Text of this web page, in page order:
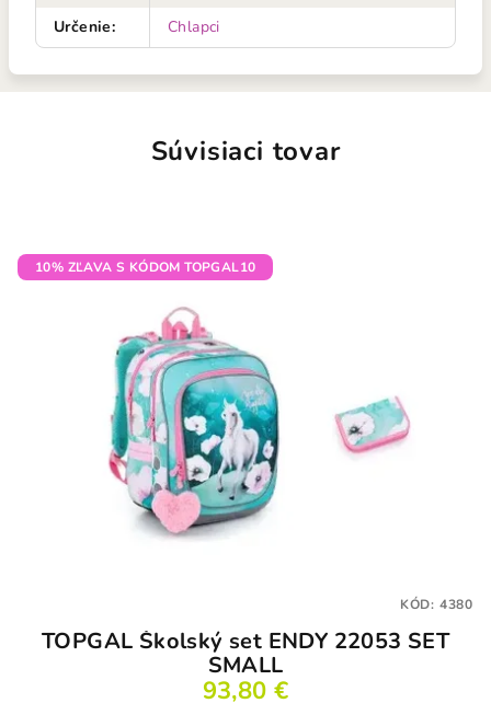
Určenie: Chlapci
Súvisiaci tovar
10% ZĽAVA S KÓDOM TOPGAL10
TOPGAL Školský set ENDY 22053 SET
SMALL
93,80 €
KÓD: 4380